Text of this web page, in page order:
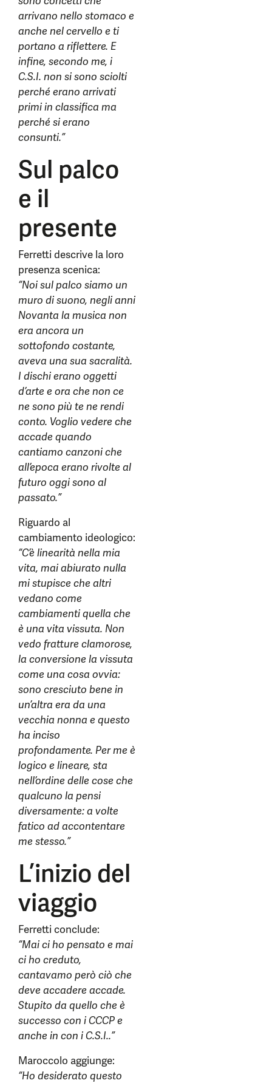
arrivano nello stomaco e
anche nel cervello e ti
portano a riflettere. E
infine, secondo me, i
C.S.I. non si sono sciolti
perché erano arrivati
primi in classifica ma
perché si erano
consunti.”
Sul palco
e il
presente
Ferretti descrive la loro
presenza scenica:
“Noi sul palco siamo un
muro di suono, negli anni
Novanta la musica non
era ancora un
sottofondo costante,
aveva una sua sacralità.
I dischi erano oggetti
d’arte e ora che non ce
ne sono più te ne rendi
conto. Voglio vedere che
accade quando
cantiamo canzoni che
all’epoca erano rivolte al
futuro oggi sono al
passato.”
Riguardo al
cambiamento ideologico:
“C’è linearità nella mia
vita, mai abiurato nulla
mi stupisce che altri
vedano come
cambiamenti quella che
è una vita vissuta. Non
vedo fratture clamorose,
la conversione la vissuta
come una cosa ovvia:
sono cresciuto bene in
un’altra era da una
vecchia nonna e questo
ha inciso
profondamente. Per me è
logico e lineare, sta
nell’ordine delle cose che
qualcuno la pensi
diversamente: a volte
fatico ad accontentare
me stesso.”
L’inizio del
viaggio
Ferretti conclude:
“Mai ci ho pensato e mai
ci ho creduto,
cantavamo però ciò che
deve accadere accade.
Stupito da quello che è
successo con i CCCP e
anche in con i C.S.I..”
Maroccolo aggiunge:
“Ho desiderato questo